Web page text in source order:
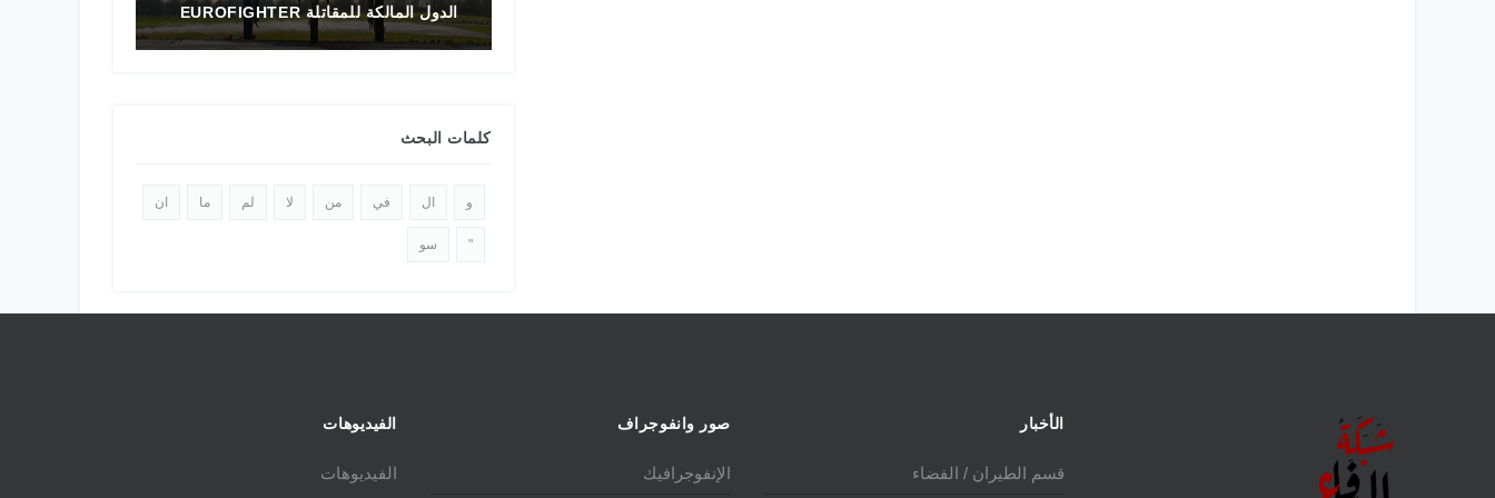
الدول المالكة للمقاتلة EUROFIGHTER
كلمات البحث
و ال في من لا لم ما ان
" سو
الأخبار
قسم الطيران / الفضاء
صور وانفوجراف
الإنفوجرافيك
الفيديوهات
الفيديوهات